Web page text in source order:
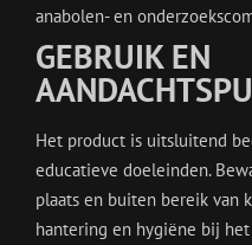
anabolen- en
GEBRUIK EN
Het product is uitsluitend
educatieve doeleinden.
plaats en buiten bereik van
hantering en hygiëne bij